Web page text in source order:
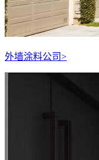
外墙涂料公司>